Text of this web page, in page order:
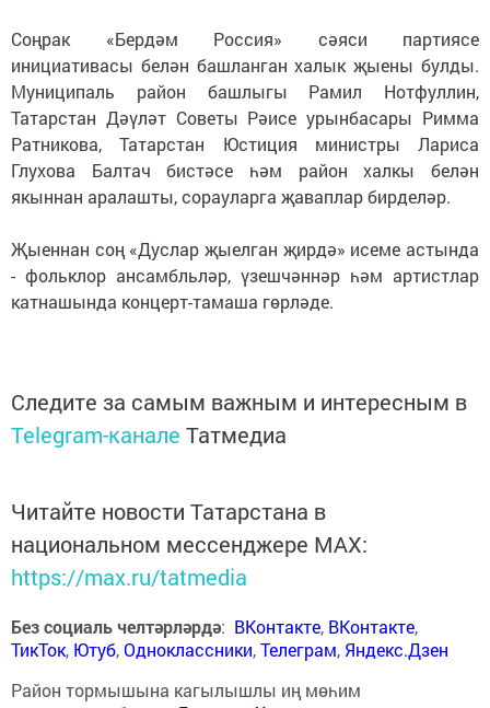
Соңрак «Бердәм Россия» сәяси партиясе
инициативасы белән башланган халык җыены булды.
Муниципаль район башлыгы Рамил Нотфуллин,
Татарстан Дәүләт Советы Рәисе урынбасары Римма
Ратникова, Татарстан Юстиция министры Лариса
Глухова Балтач бистәсе һәм район халкы белән
якыннан аралашты, сорауларга җаваплар бирделәр.
Җыеннан соң «Дуслар җыелган җирдә» исеме астында
- фольклор ансамбльләр, үзешчәннәр һәм артистлар
катнашында концерт-тамаша гөрләде.
Следите за самым важным и интересным в
Telegram-канале Татмедиа
Читайте новости Татарстана в
национальном мессенджере MАХ:
https://max.ru/tatmedia
Без социаль челтәрләрдә: ВКонтакте, ВКонтакте,
ТикТок, Ютуб,Одноклассники,Телеграм, Яндекс.Дзен
Район тормышына кагылышлы иң мөһим